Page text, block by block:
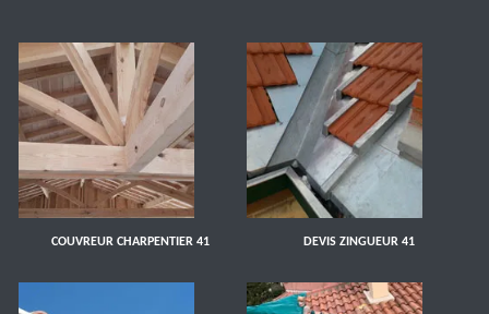
COUVREUR CHARPENTIER 41 DEVIS ZINGUEUR 41